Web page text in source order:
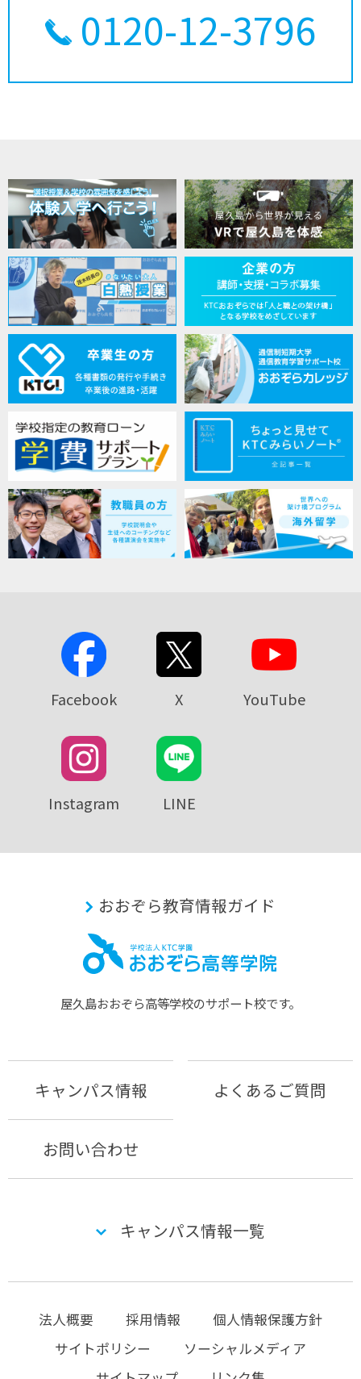
0120-12-3796
Facebook X YouTube
Instagram LINE
おおぞら教育情報ガイド
屋久島おおぞら⾼等学校のサポート校です。
キャンパス情報 よくあるご質問
お問い合わせ
キャンパス情報一覧
法人概要 採用情報
個人情報保護方針
サイトポリシー
ソーシャルメディア